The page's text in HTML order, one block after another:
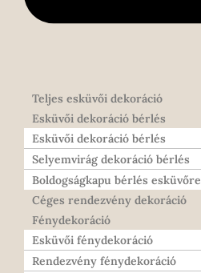
Teljes esküvői dekoráció
Esküvői dekoráció bérlés
Esküvői dekoráció bérlés
Selyemvirág dekoráció bérlés
Boldogságkapu bérlés esküvőre
Céges rendezvény dekoráció
Fénydekoráció
Esküvői fénydekoráció
Rendezvény fénydekoráció